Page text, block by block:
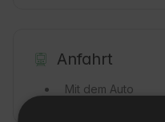
Anfahrt
Mit dem Auto